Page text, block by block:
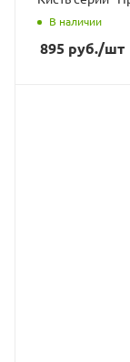
В наличии
895 руб./шт